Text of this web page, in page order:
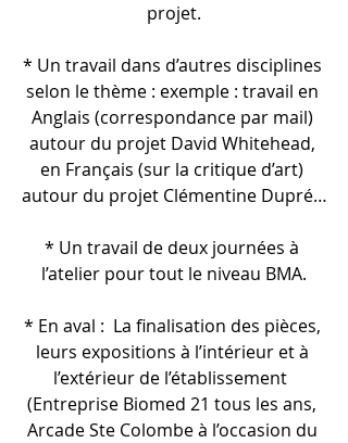
projet.
* Un travail dans d’autres disciplines
selon le thème : exemple : travail en
Anglais (correspondance par mail)
autour du projet David Whitehead,
en Français (sur la critique d’art)
autour du projet Clémentine Dupré…
* Un travail de deux journées à
l’atelier pour tout le niveau BMA.
* En aval :  La finalisation des pièces,
leurs expositions à l’intérieur et à
l’extérieur de l’établissement
(Entreprise Biomed 21 tous les ans,
Arcade Ste Colombe à l’occasion du